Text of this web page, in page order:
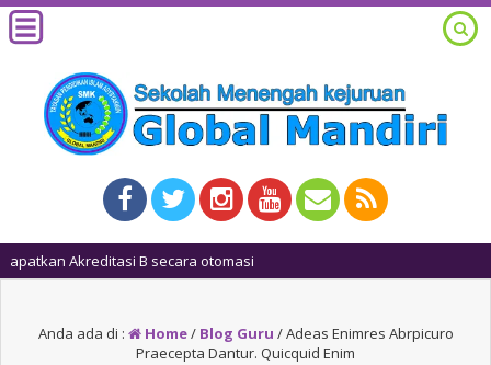
Anda ada di : Home/ Blog Guru /Adeas Enimres Abrpicuro
Praecepta Dantur. Quicquid Enim